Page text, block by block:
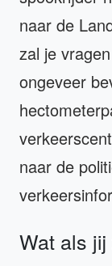
naar de
zal je
ongeveer
naar de
Wat als